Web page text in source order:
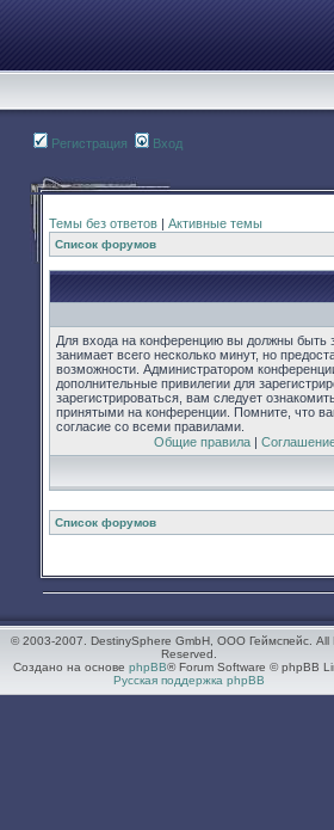
Регистрация Вход
Темы без ответов | Активные темы
Список форумов
Для входа на конференцию вы должны быть
занимает всего несколько минут, но
возможности. Администратором
дополнительные привилегии для
зарегистрироваться, вам следует
принятыми на конференции. Помните, что
согласие со всеми правилами.
Общие правила|
Список форумов
© 2003-2007. DestinySphere GmbH, ООО Геймспейс. All
Reserved.
Создано на основе phpBB® Forum Software © phpBB
Русская поддержка phpBB